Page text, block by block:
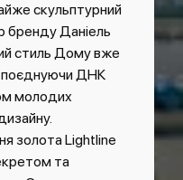
скульптурний
бренду Даніель
стиль Дому вже
поєднуючи ДНК
молодих
золота Lightline
та